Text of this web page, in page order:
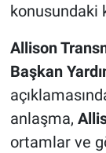
konusundaki
Allison
Başkan
anlaşma,
ortamlar ve